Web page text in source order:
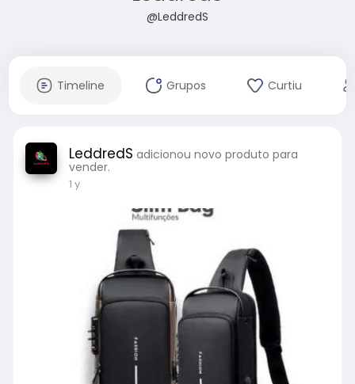
@LeddredS
Timeline Grupos Curtiu
LeddredS adicionou novo produto para
vender.
1 y